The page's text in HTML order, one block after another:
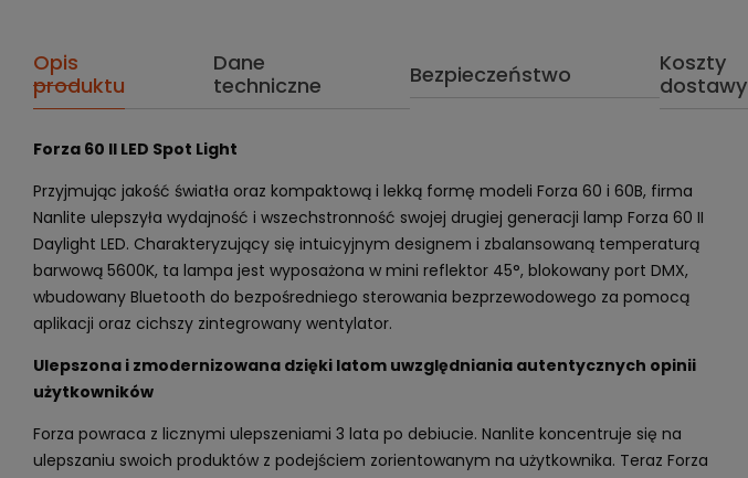
Opis
produktu
Dane
techniczne
Bezpieczeństwo
Koszty
dostawy
Forza 60 II LED Spot Light
Przyjmując jakość światła oraz kompaktową i lekką formę modeli Forza 60 i 60B, firma
Nanlite ulepszyła wydajność i wszechstronność swojej drugiej generacji lamp Forza 60 II
Daylight LED. Charakteryzujący się intuicyjnym designem i zbalansowaną temperaturą
barwową 5600K, ta lampa jest wyposażona w mini reflektor 45°, blokowany port DMX,
wbudowany Bluetooth do bezpośredniego sterowania bezprzewodowego za pomocą
aplikacji oraz cichszy zintegrowany wentylator.
Ulepszona i zmodernizowana dzięki latom uwzględniania autentycznych opinii
użytkowników
Forza powraca z licznymi ulepszeniami 3 lata po debiucie. Nanlite koncentruje się na
ulepszaniu swoich produktów z podejściem zorientowanym na użytkownika. Teraz Forza